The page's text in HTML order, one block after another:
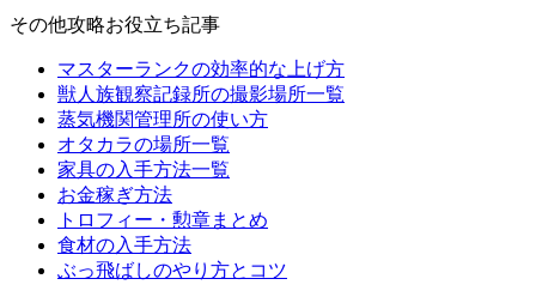
その他攻略お役立ち記事
マスターランクの効率的な上げ方
獣人族観察記録所の撮影場所一覧
蒸気機関管理所の使い方
オタカラの場所一覧
家具の入手方法一覧
お金稼ぎ方法
トロフィー・勲章まとめ
食材の入手方法
ぶっ飛ばしのやり方とコツ